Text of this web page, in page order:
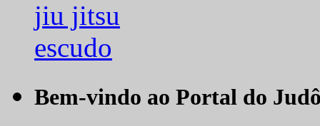
Bem-vindo ao Portal do